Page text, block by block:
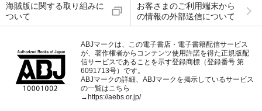
海賊版に関する取り組みに
ついて
お客さまのご利用端末から
の情報の外部送信について
ABJマークは、この電子書店・電子書籍配信サービス
が、著作権者からコンテンツ使用許諾を得た正規版配
信サービスであることを示す登録商標（登録番号 第
6091713号）です。
ABJマークの詳細、ABJマークを掲示しているサービス
の一覧はこちら
→https://aebs.or.jp/